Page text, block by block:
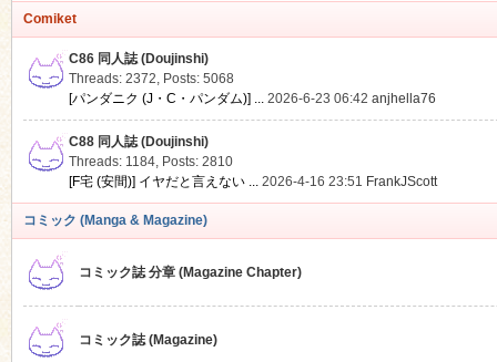
Comiket
C86 同人誌 (Doujinshi)
Threads: 2372, Posts: 5068
[パンダニク (J・C・パンダム)] ... 2026-6-23 06:42 anjhella76
C88 同人誌 (Doujinshi)
Threads: 1184, Posts: 2810
[F宅 (安間)] イヤだと言えない ... 2026-4-16 23:51 FrankJScott
コミック (Manga & Magazine)
コミック誌 分章 (Magazine Chapter)
コミック誌 (Magazine)